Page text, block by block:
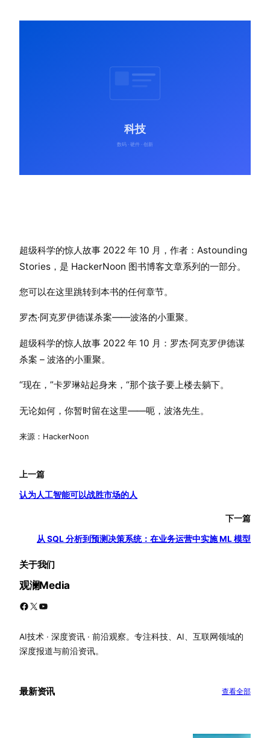
超级科学的惊人故事 2022 年 10 月，作者：Astounding
Stories，是 HackerNoon 图书博客文章系列的一部分。
您可以在这里跳转到本书的任何章节。
罗杰·阿克罗伊德谋杀案——波洛的小重聚。
超级科学的惊人故事 2022 年 10 月：罗杰·阿克罗伊德谋
杀案 – 波洛的小重聚。
“现在，”卡罗琳站起身来，“那个孩子要上楼去躺下。
无论如何，你暂时留在这里——呃，波洛先生。
来源：HackerNoon
上一篇
认为人工智能可以战胜市场的人
下一篇
从 SQL 分析到预测决策系统：在业务运营中实施 ML 模型
关于我们
观澜Media
Facebook X YouTube
AI技术 · 深度资讯 · 前沿观察。专注科技、AI、互联网领域的
深度报道与前沿资讯。
最新资讯 查看全部